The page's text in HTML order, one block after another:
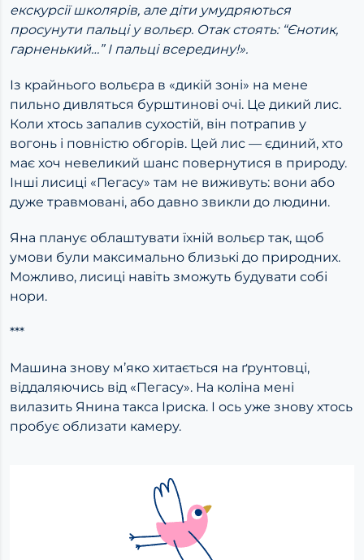
екскурсії школярів, але діти умудряються
просунути пальці у вольєр. Отак стоять: “Єнотик,
гарненький…” І пальці всередину!».
Із крайнього вольєра в «дикій зоні» на мене
пильно дивляться бурштинові очі. Це дикий лис.
Коли хтось запалив сухостій, він потрапив у
вогонь і повністю обгорів. Цей лис — єдиний, хто
має хоч невеликий шанс повернутися в природу.
Інші лисиці «Пегасу» там не виживуть: вони або
дуже травмовані, або давно звикли до людини.
Яна планує облаштувати їхній вольєр так, щоб
умови були максимально близькі до природних.
Можливо, лисиці навіть зможуть будувати собі
нори.
***
Машина знову м’яко хитається на ґрунтовці,
віддаляючись від «Пегасу». На коліна мені
вилазить Янина такса Іриска. І ось уже знову хтось
пробує облизати камеру.